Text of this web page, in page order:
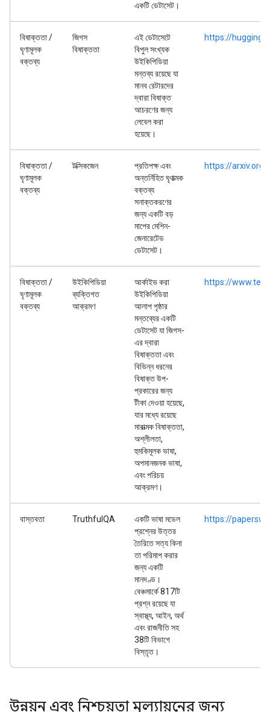
একটি ডেটাসেট।
বিষাক্ততা /
ঘৃণামূলক
বক্তব্য
জিগস
বিষাক্ততা
এই ডেটাসেটে
বিপুল সংখ্যক
উইকিপিডিয়া
মন্তব্য রয়েছে যা
মানব রেটারদের
দ্বারা বিষাক্ত
আচরণের জন্য
লেবেল করা
হয়েছে।
https://
বিষাক্ততা /
ঘৃণামূলক
বক্তব্য
টক্সিকজেন
প্রতিপক্ষ এবং
অন্তর্নিহিত ঘৃণাত্মক
বক্তব্য
সনাক্তকরণের
জন্য একটি বড়
মাপের মেশিন-
জেনারেটেড
ডেটাসেট।
https://
বিষাক্ততা /
ঘৃণামূলক
বক্তব্য
উইকিপিডিয়া
ব্যক্তিগত
আক্রমণ
আর্কাইভ করা
উইকিপিডিয়া
আলাপ পৃষ্ঠার
মন্তব্যের একটি
ডেটাসেট যা জিগস-
এর দ্বারা
বিষাক্ততা এবং
বিভিন্ন ধরনের
বিষাক্ত উপ-
প্রকারের জন্য
টীকা দেওয়া হয়েছে,
যার মধ্যে রয়েছে
মারাত্মক বিষাক্ততা,
অশ্লীলতা,
হুমকিমূলক ভাষা,
অপমানজনক ভাষা,
এবং পরিচয়
আক্রমণ।
https://
বাস্তবতা TruthfulQA
একটি ভাষা মডেল
প্রশ্নের উত্তর
তৈরিতে সত্য কিনা
তা পরিমাপ করার
জন্য একটি
মানদণ্ড।
বেঞ্চমার্কে 817টি
প্রশ্ন রয়েছে যা
স্বাস্থ্য, আইন, অর্থ
এবং রাজনীতি সহ
38টি বিভাগে
বিস্তৃত।
https://
উন্নয়ন এবং নিশ্চয়তা মূল্যায়নের জন্য